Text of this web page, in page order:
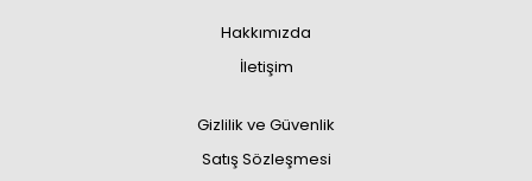
Hakkımızda
İletişim
Gizlilik ve Güvenlik
Satış Sözleşmesi